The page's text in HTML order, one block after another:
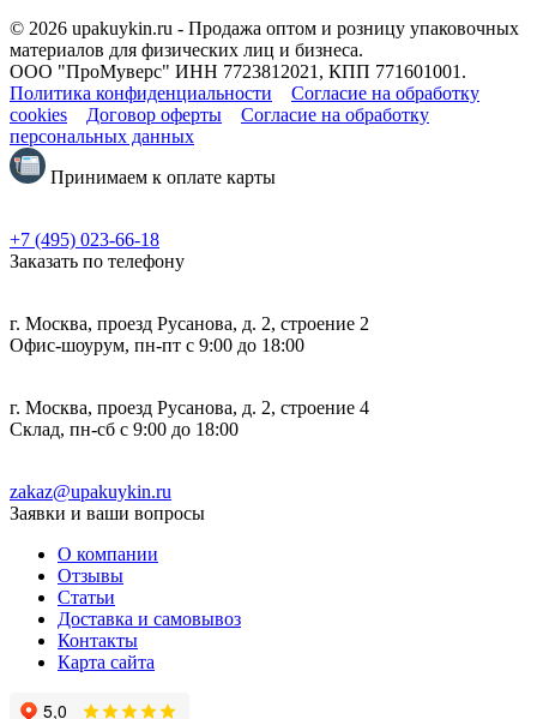
© 2026 upakuykin.ru - Продажа оптом и розницу упаковочных
материалов для физических лиц и бизнеса.
ООО "ПроМуверс" ИНН 7723812021, КПП 771601001.
Политика конфиденциальности
Согласие на обработку
cookies
Договор оферты
Согласие на обработку
персональных данных
Принимаем к оплате карты
+7 (495) 023-66-18
Заказать по телефону
г. Москва, проезд Русанова, д. 2, строение 2
Офис-шоурум, пн-пт с 9:00 до 18:00
г. Москва, проезд Русанова, д. 2, строение 4
Склад, пн-сб с 9:00 до 18:00
zakaz@upakuykin.ru
Заявки и ваши вопросы
О компании
Отзывы
Статьи
Доставка и самовывоз
Контакты
Карта сайта